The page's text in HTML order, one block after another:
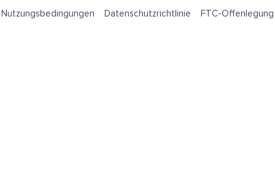
Nutzungsbedingungen Datenschutzrichtlinie FTC-Offenlegung